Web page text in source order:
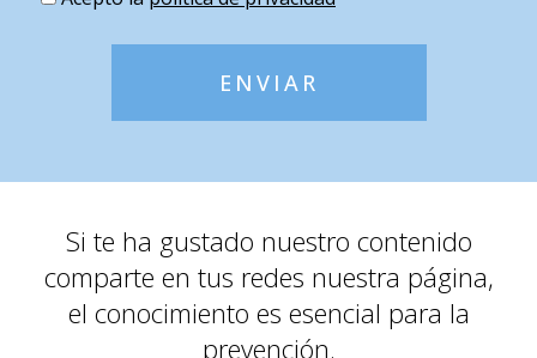
ENVIAR
Si te ha gustado nuestro contenido
comparte en tus redes nuestra página,
el conocimiento es esencial para la
prevención.